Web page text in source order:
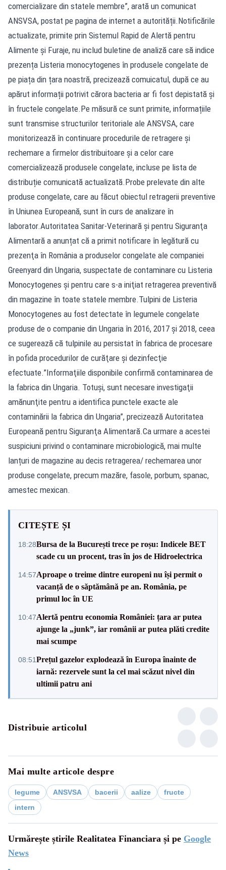
comercializare din statele membre”, arată un comunicat
ANSVSA, postat pe pagina de internet a autorității.Notificările
actualizate, primite prin Sistemul Rapid de Alertă pentru
Alimente și Furaje, nu includ buletine de analiză care să indice
prezența Listeria monocytogenes în produsele congelate de
pe piața din țara noastră, precizează comuicatul, după ce au
apărut informații potrivit cărora bacteria ar fi fost depistată și
în fructele congelate.Pe măsură ce sunt primite, informațiile
sunt transmise structurilor teritoriale ale ANSVSA, care
monitorizează în continuare procedurile de retragere și
rechemare a firmelor distribuitoare și a celor care
comercializează produsele congelate, incluse pe lista de
distribuție comunicată actualizată.Probe prelevate din alte
produse congelate, care au făcut obiectul retragerii preventive
în Uniunea Europeană, sunt în curs de analizare în
laborator.Autoritatea Sanitar-Veterinară şi pentru Siguranţa
Alimentară a anunțat că a primit notificare în legătură cu
prezenţa în România a produselor congelate ale companiei
Greenyard din Ungaria, suspectate de contaminare cu Listeria
Monocytogenes și pentru care s-a iniţiat retragerea preventivă
din magazine în toate statele membre.Tulpini de Listeria
Monocytogenes au fost detectate în legumele congelate
produse de o companie din Ungaria în 2016, 2017 şi 2018, ceea
ce sugerează că tulpinile au persistat în fabrica de procesare
în pofida procedurilor de curăţare şi dezinfecţie
efectuate.”Informaţiile disponibile confirmă contaminarea de
la fabrica din Ungaria. Totuşi, sunt necesare investigaţii
amănunţite pentru a identifica punctele exacte ale
contaminării la fabrica din Ungaria”, precizează Autoritatea
Europeană pentru Siguranţa Alimentară.Ca urmare a acestei
suspiciuni privind o contaminare microbiologică, mai multe
lanțuri de magazine au decis retragerea/ rechemarea unor
produse congelate, precum mazăre, fasole, porbum, spanac,
amestec mexican.
CITEȘTE ȘI
18:28Bursa de la București trece pe roșu: Indicele BET
scade cu un procent, tras în jos de Hidroelectrica
14:57Aproape o treime dintre europeni nu își permit o
vacanță de o săptămână pe an. România, pe
primul loc în UE
10:47Alertă pentru economia României: țara ar putea
ajunge la „junk”, iar românii ar putea plăti credite
mai scumpe
08:51Prețul gazelor explodează în Europa înainte de
iarnă: rezervele sunt la cel mai scăzut nivel din
ultimii patru ani
Distribuie articolul
Mai multe articole despre
legume ANSVSA bacerii aalize
fructe
intern
Urmărește știrile Realitatea Financiara și pe Google
News